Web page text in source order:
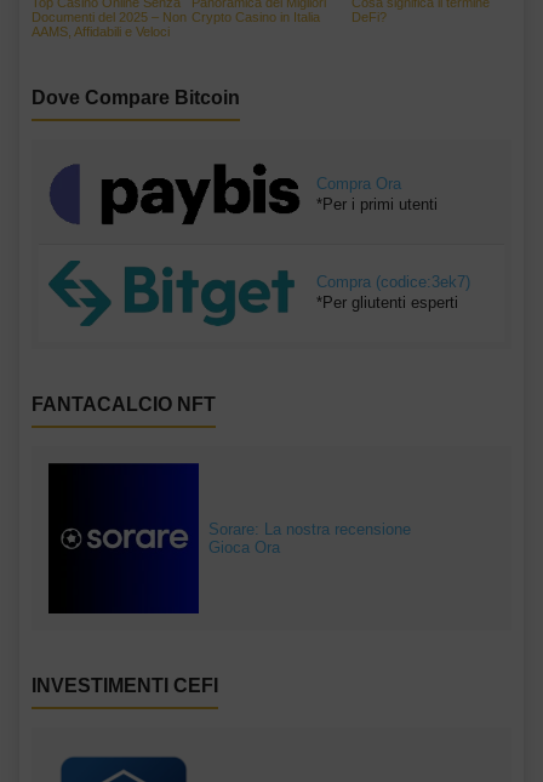
Documenti del 2025 – Non
AAMS, Affidabili e Veloci
Crypto Casino in Italia
DeFi?
Dove Compare Bitcoin
Compra Ora
*Per i primi utenti
Compra (codice:3ek7)
*Per gliutenti esperti
FANTACALCIO NFT
Sorare: La nostra recensione
Gioca Ora
INVESTIMENTI CEFI